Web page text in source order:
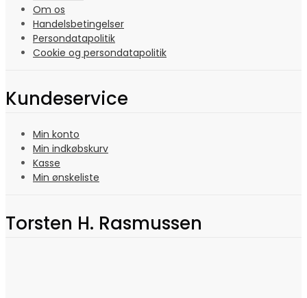
Om os
Handelsbetingelser
Persondatapolitik
Cookie og persondatapolitik
Kundeservice
Min konto
Min indkøbskurv
Kasse
Min ønskeliste
Torsten H. Rasmussen